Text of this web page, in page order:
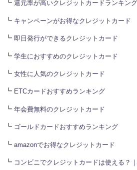
┗ 還元率が高いクレジットカードランキング
┗ キャンペーンがお得なクレジットカード
┗ 即日発行ができるクレジットカード
┗ 学生におすすめのクレジットカード
┗ 女性に人気のクレジットカード
┗ ETCカードおすすめランキング
┗ 年会費無料のクレジットカード
┗ ゴールドカードおすすめランキング
┗ amazonでお得なクレジットカード
┗ コンビニでクレジットカードは使える？